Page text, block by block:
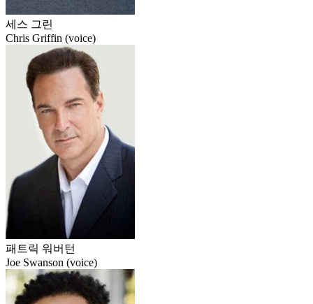
세스 그린
Chris Griffin (voice)
패트릭 워버턴
Joe Swanson (voice)